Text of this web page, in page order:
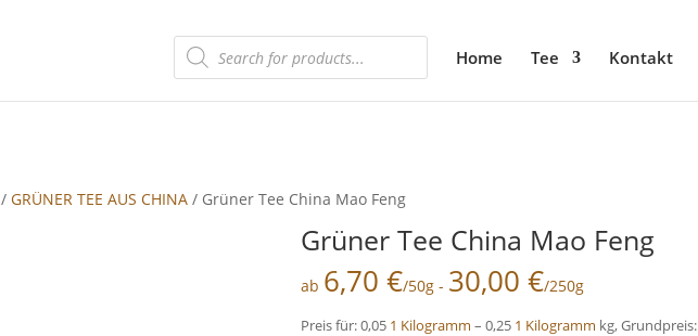
Products
search Home Tee Kontakt
/GRÜNER TEE AUS CHINA / Grüner Tee China Mao Feng
Grüner Tee China Mao Feng
ab 6,70 €/50g - 30,00 €/250g
Preis für: 0,05 1 Kilogramm – 0,25 1 Kilogramm kg, Grundpreis: